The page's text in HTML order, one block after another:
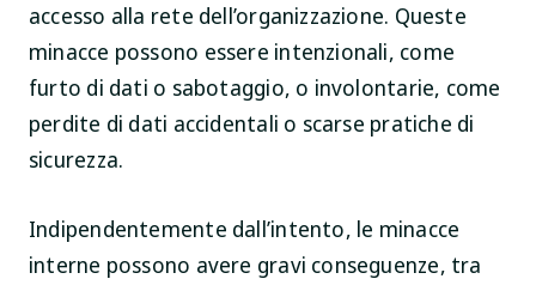
accesso alla rete dell’organizzazione. Queste
minacce possono essere intenzionali, come
furto di dati o sabotaggio, o involontarie, come
perdite di dati accidentali o scarse pratiche di
sicurezza.
Indipendentemente dall’intento, le minacce
interne possono avere gravi conseguenze, tra